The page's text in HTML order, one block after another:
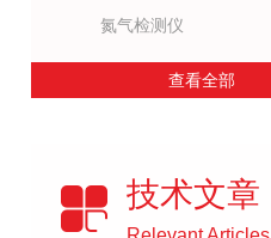
氮气检测仪
查看全部
技术文章